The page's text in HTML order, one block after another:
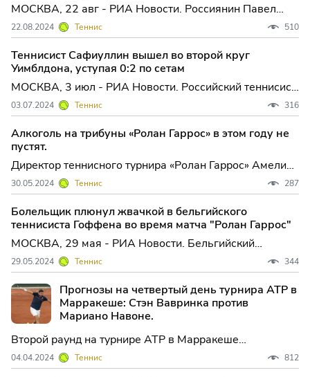
МОСКВА, 22 авг - РИА Новости. Россиянин Павел
Котов не смог пробиться в полуфинал теннисного
турнира категории ATP 250 в американском Уинстон-
Сейлеме, призовой фонд которого составляет почти
780 тысяч...
22.08.2024 Теннис 510
Теннисист Сафиуллин вышел во второй круг
Уимблдона, уступая 0:2 по сетам
МОСКВА, 3 июл - РИА Новости. Российский теннисист
Роман Сафиуллин пробился во второй круг Уимблдона
- третьего в сезоне турнира Большого шлема, который
проходит на травяных кортах в Лондоне. В перене...
03.07.2024 Теннис 316
Алкоголь на трибуны «Ролан Гаррос» в этом году не
пустят.
Директор теннисного турнира «Ролан Гаррос» Амели
Моресмо заявила, что запрет на ввоз алкоголя на
трибуны станет обязательным.
30.05.2024 Теннис 287
Болельщик плюнул жвачкой в бельгийского
теннисиста Гоффена во время матча "Ролан Гаррос"
МОСКВА, 29 мая - РИА Новости. Бельгийский
теннисист Давид Гоффен пожаловался на поведение
болельщиков на трибунах на Открытом чемпионате
Франции, который проходит на грунтовых кортах
Парижа, отметив, ...
29.05.2024 Теннис 344
Прогнозы на четвертый день турнира ATP в
Марракеше: Стэн Вавринка против
Мариано Навоне.
Второй раунд на турнире ATP в Марракеше
продолжается в четвертый день, когда четыре игрока
закрепят свои места в четвертьфинале.
04.04.2024 Теннис 812